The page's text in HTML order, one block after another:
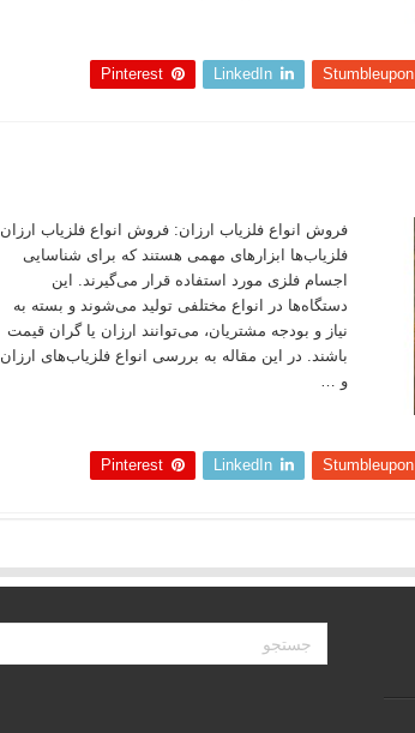
Stumbleupon
LinkedIn
Pinterest
فروش انواع فلزیاب ارزان: فروش انواع فلزیاب ارزان
فلزیاب‌ها ابزارهای مهمی هستند که برای شناسایی
اجسام فلزی مورد استفاده قرار می‌گیرند. این
دستگاه‌ها در انواع مختلفی تولید می‌شوند و بسته به
نیاز و بودجه مشتریان، می‌توانند ارزان یا گران قیمت
باشند. در این مقاله به بررسی انواع فلزیاب‌های ارزان
و …
Stumbleupon
LinkedIn
Pinterest